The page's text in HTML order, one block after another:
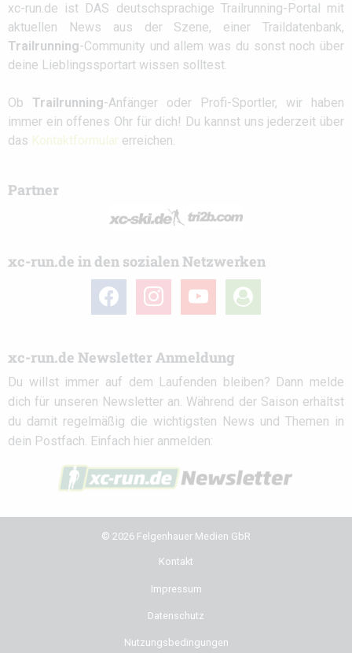
xc-run.de ist DAS deutschsprachige Trailrunning-Portal mit
aktuellen News aus der Szene, einer Traildatenbank,
Trailrunning-Community und allem was du sonst noch über
deine Lieblingssportart wissen solltest.
Ob Trailrunning-Anfänger oder Profi-Sportler, wir haben
immer ein offenes Ohr für dich! Du kannst uns jederzeit über
das Kontaktformular erreichen.
Partner
xc-run.de in den sozialen Netzwerken
facebook instagramyoutube
user-
circle
xc-run.de Newsletter Anmeldung
Du willst immer auf dem Laufenden bleiben? Dann melde
dich für unseren Newsletter an. Während der Saison erhältst
du damit regelmäßig die wichtigsten News und Themen in
dein Postfach. Einfach hier anmelden:
© 2026 Felgenhauer Medien GbR
Kontakt
Impressum
Datenschutz
Nutzungsbedingungen